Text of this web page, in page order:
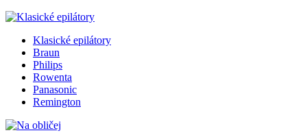
Klasické epilátory
Braun
Philips
Rowenta
Panasonic
Remington